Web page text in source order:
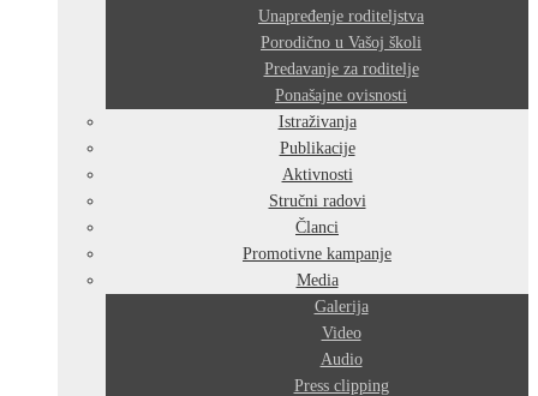
Unapređenje roditeljstva
Porodično u Vašoj školi
Predavanje za roditelje
Ponašajne ovisnosti
Istraživanja
Publikacije
Aktivnosti
Stručni radovi
Članci
Promotivne kampanje
Media
Galerija
Video
Audio
Press clipping